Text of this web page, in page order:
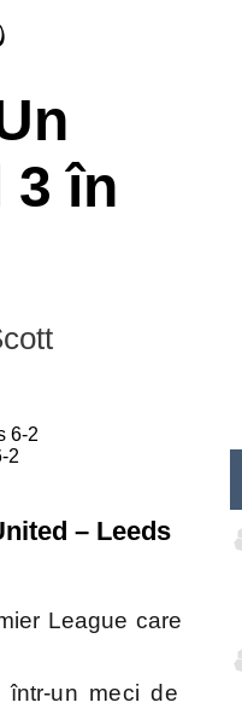
3 în
2
– Leeds
League care
într-un meci de